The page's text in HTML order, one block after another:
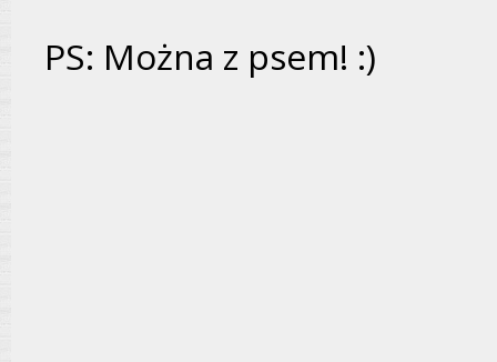
PS: Można z psem! :)